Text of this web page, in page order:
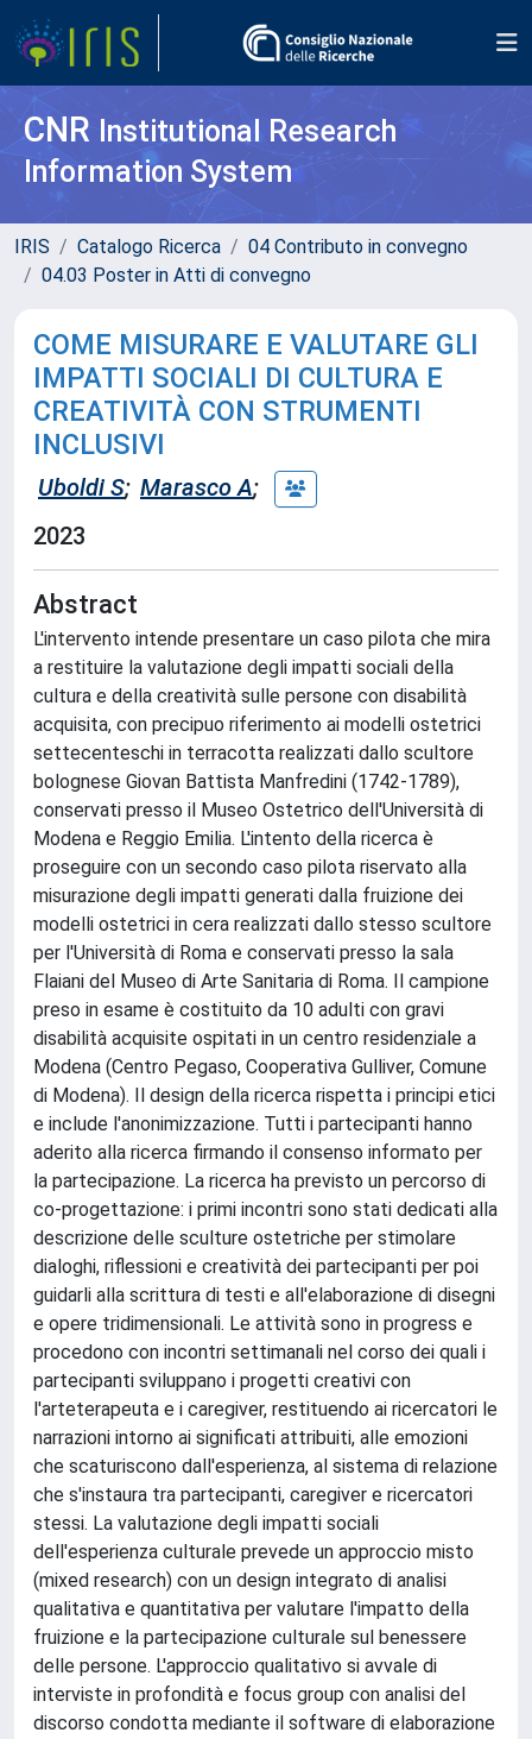
CNR Institutional Research
Information System
IRIS Catalogo Ricerca
04 Contributo in convegno
04.03 Poster in Atti di convegno
COME MISURARE E VALUTARE GLI
IMPATTI SOCIALI DI CULTURA E
CREATIVITÀ CON STRUMENTI
INCLUSIVI
Uboldi S; Marasco A;
2023
Abstract
L'intervento intende presentare un caso pilota che mira
a restituire la valutazione degli impatti sociali della
cultura e della creatività sulle persone con disabilità
acquisita, con precipuo riferimento ai modelli ostetrici
settecenteschi in terracotta realizzati dallo scultore
bolognese Giovan Battista Manfredini (1742-1789),
conservati presso il Museo Ostetrico dell'Università di
Modena e Reggio Emilia. L'intento della ricerca è
proseguire con un secondo caso pilota riservato alla
misurazione degli impatti generati dalla fruizione dei
modelli ostetrici in cera realizzati dallo stesso scultore
per l'Università di Roma e conservati presso la sala
Flaiani del Museo di Arte Sanitaria di Roma. Il campione
preso in esame è costituito da 10 adulti con gravi
disabilità acquisite ospitati in un centro residenziale a
Modena (Centro Pegaso, Cooperativa Gulliver, Comune
di Modena). Il design della ricerca rispetta i principi etici
e include l'anonimizzazione. Tutti i partecipanti hanno
aderito alla ricerca firmando il consenso informato per
la partecipazione. La ricerca ha previsto un percorso di
co-progettazione: i primi incontri sono stati dedicati alla
descrizione delle sculture ostetriche per stimolare
dialoghi, riflessioni e creatività dei partecipanti per poi
guidarli alla scrittura di testi e all'elaborazione di disegni
e opere tridimensionali. Le attività sono in progress e
procedono con incontri settimanali nel corso dei quali i
partecipanti sviluppano i progetti creativi con
l'arteterapeuta e i caregiver, restituendo ai ricercatori le
narrazioni intorno ai significati attribuiti, alle emozioni
che scaturiscono dall'esperienza, al sistema di relazione
che s'instaura tra partecipanti, caregiver e ricercatori
stessi. La valutazione degli impatti sociali
dell'esperienza culturale prevede un approccio misto
(mixed research) con un design integrato di analisi
qualitativa e quantitativa per valutare l'impatto della
fruizione e la partecipazione culturale sul benessere
delle persone. L'approccio qualitativo si avvale di
interviste in profondità e focus group con analisi del
discorso condotta mediante il software di elaborazione